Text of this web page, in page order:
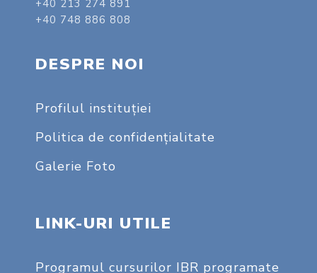
+40 213 274 891
+40 748 886 808
DESPRE NOI
Profilul instituţiei
Politica de confidențialitate
Galerie Foto
LINK-URI UTILE
Programul cursurilor IBR programate